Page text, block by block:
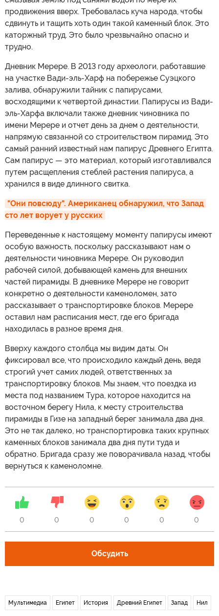
продвижения вверх. Требовалась куча народа, чтобы
сдвинуть и тащить хоть один такой каменный блок. Это
каторжный труд. Это было чрезвычайно опасно и
трудно.
Дневник Мерере. В 2013 году археологи, работавшие
на участке Вади-эль-Харф на побережье Суэцкого
залива, обнаружили тайник с папирусами,
восходящими к четвертой династии. Папирусы из Вади-
эль-Харфа включали также дневник чиновника по
имени Мерере и отчет день за днем о деятельности,
напрямую связанной со строительством пирамид. Это
самый ранний известный нам папирус Древнего Египта.
Сам папирус — это материал, который изготавливался
путем расщепления стеблей растения папируса, а
хранился в виде длинного свитка.
"Они повсюду". Американец обнаружил, что Запад
сто лет ворует у русских
Переведенные к настоящему моменту папирусы имеют
особую важность, поскольку рассказывают нам о
деятельности чиновника Мерере. Он руководил
рабочей силой, добывающей камень для внешних
частей пирамиды. В дневнике Мерере не говорит
конкретно о деятельности каменоломен, зато
рассказывает о транспортировке блоков. Мерере
оставил нам расписания мест, где его бригада
находилась в разное время дня.
Вверху каждого столбца мы видим даты. Он
фиксировал все, что происходило каждый день, ведя
строгий учет самих людей, ответственных за
транспортировку блоков. Мы знаем, что поездка из
места под названием Тура, которое находится на
восточном берегу Нила, к месту строительства
пирамиды в Гизе на западный берег занимала два дня.
Это не так далеко, но транспортировка таких крупных
каменных блоков занимала два дня пути туда и
обратно. Бригада сразу же поворачивала назад, чтобы
вернуться к каменоломне.
0 0 0 0 0 0
Обсудить
Мультимедиа Египет История Древний Египет Запад Нил